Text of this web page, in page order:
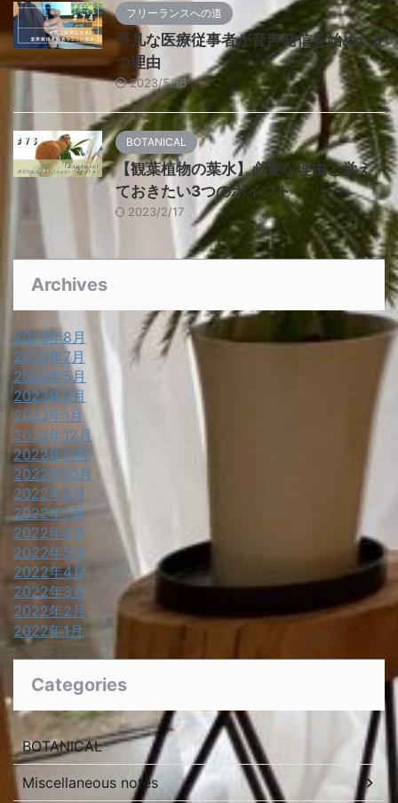
フリーランスへの道
平凡な医療従事者が音声発信を始めた3
つ理由
2023/5/16
BOTANICAL
【観葉植物の葉水】必要な理由と覚え
ておきたい3つのポイント
2023/2/17
Archives
2023年8月
2023年7月
2023年5月
2023年2月
2023年1月
2022年12月
2022年11月
2022年10月
2022年8月
2022年7月
2022年6月
2022年5月
2022年4月
2022年3月
2022年2月
2022年1月
Categories
BOTANICAL
Miscellaneous notes